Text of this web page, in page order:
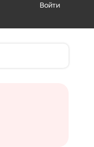
Войти